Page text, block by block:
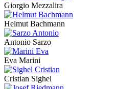
Giorgio Mezzalira
Helmut Bachmann
Antonio Sarzo
Eva Marini
Cristian Sighel